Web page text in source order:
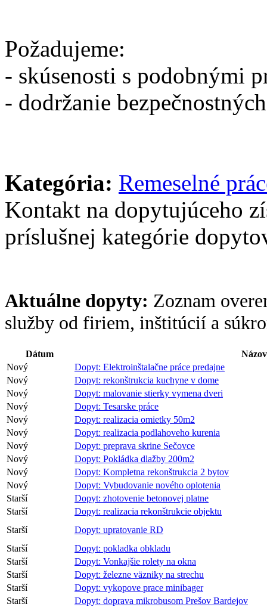
Požadujeme:
- skúsenosti s podobnými
- dodržanie
Kategória: Remeselné
Kontakt na dopytujúceho
príslušnej kategórie
Aktuálne dopyty: Zoznam
služby od firiem, inštitúcií a
Dátum
Názov
Nový
Dopyt: Elektroinštalačne práce predajne
Nový
Dopyt: rekonštrukcia kuchyne v dome
Nový
Dopyt: malovanie stierky vymena dveri
Nový
Dopyt: Tesarske práce
Nový
Dopyt: realizacia omietky 50m2
Nový
Dopyt: realizacia podlahoveho kurenia
Nový
Dopyt: preprava skrine Sečovce
Nový
Dopyt: Pokládka dlažby 200m2
Nový
Dopyt: Kompletna rekonštrukcia 2 bytov
Nový
Dopyt: Vybudovanie nového oplotenia
Starší
Dopyt: zhotovenie betonovej platne
Starší
Dopyt: realizacia rekonštrukcie objektu
Starší
Dopyt: upratovanie RD
Starší
Dopyt: pokladka obkladu
Starší
Dopyt: Vonkajšie rolety na okna
Starší
Dopyt: železne väzniky na strechu
Starší
Dopyt: vykopove prace minibager
Starší
Dopyt: doprava mikrobusom Prešov Bardejov